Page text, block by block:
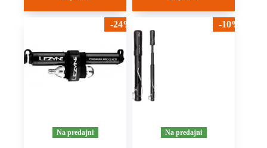
-24%
Na predajni
-10%
Na predajni